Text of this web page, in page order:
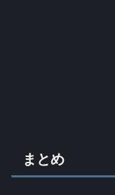
まとめ